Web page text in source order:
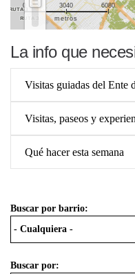
metros
0 3040 6080
La info que
Visitas guiadas del Ente
Visitas, paseos y
Qué hacer esta semana
Buscar por barrio:
Buscar por: